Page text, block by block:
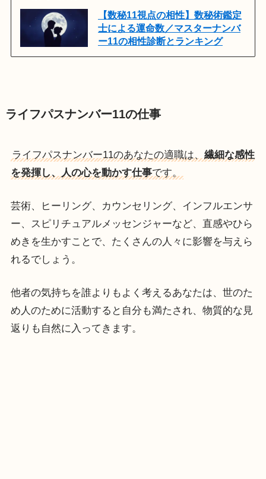
【数秘11視点の相性】数秘術鑑定
士による運命数／マスターナンバ
ー11の相性診断とランキング
ライフパスナンバー11の仕事
ライフパスナンバー11のあなたの適職は、 繊細な感性
を発揮し、人の心を動かす仕事です。
芸術、ヒーリング、カウンセリング、インフルエンサ
ー、スピリチュアルメッセンジャーなど、直感やひら
めきを生かすことで、たくさんの人々に影響を与えら
れるでしょう。
他者の気持ちを誰よりもよく考えるあなたは、世のた
め人のために活動すると自分も満たされ、物質的な見
返りも自然に入ってきます。